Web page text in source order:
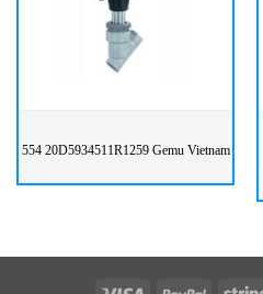
554 20D5934511R1259 Gemu Vietnam